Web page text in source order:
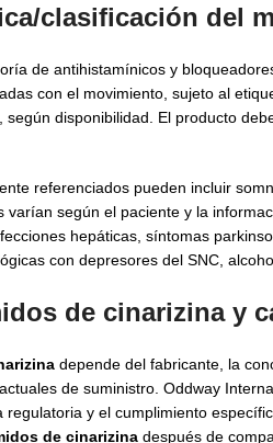
clasificación del
de antihistamínicos y
con el movimiento, sujeto al
disponibilidad. El producto
referenciados pueden incluir
según el paciente y la
hepáticas, síntomas
con depresores del SNC,
de cinarizina y
depende del fabricante, la
de suministro. Oddway
y el cumplimiento
de cinarizina después de